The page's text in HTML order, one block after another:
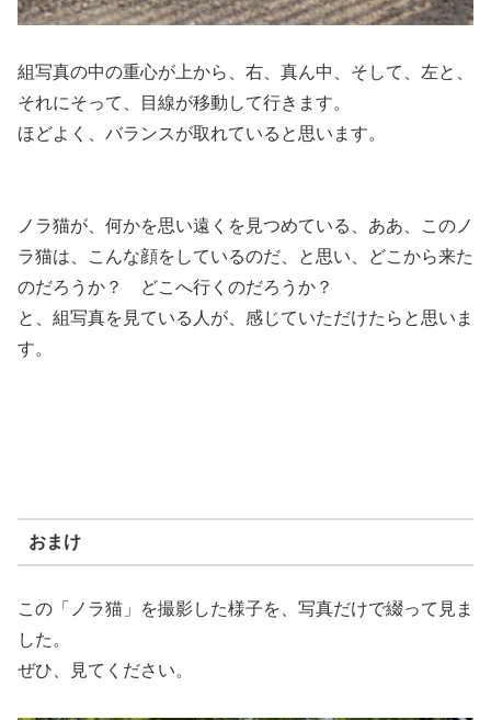
組写真の中の重心が上から、右、真ん中、そして、左と、
それにそって、目線が移動して行きます。
ほどよく、バランスが取れていると思います。
ノラ猫が、何かを思い遠くを見つめている、ああ、このノ
ラ猫は、こんな顔をしているのだ、と思い、どこから来た
のだろうか？ どこへ行くのだろうか？
と、組写真を見ている人が、感じていただけたらと思いま
す。
おまけ
この「ノラ猫」を撮影した様子を、写真だけで綴って見ま
した。
ぜひ、見てください。